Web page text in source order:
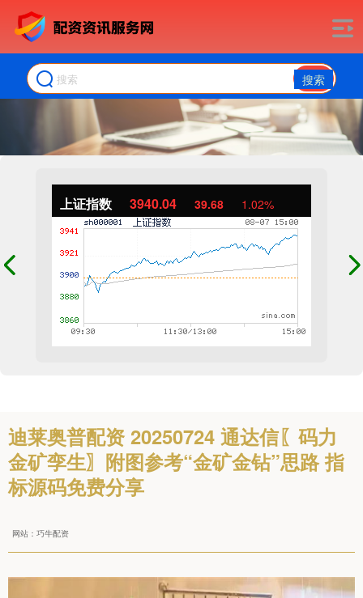
搜索
上证指数 3940.04 39.68 1.02%
迪莱奥普配资 20250724 通达信〖码力
金矿孪生〗附图参考“金矿金钻”思路 指
标源码免费分享
网站：巧牛配资